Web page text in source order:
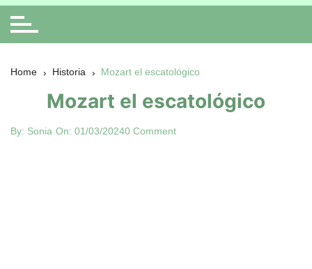
Home Historia Mozart el escatológico
Mozart el escatológico
By: Sonia On: 01/03/20240 Comment